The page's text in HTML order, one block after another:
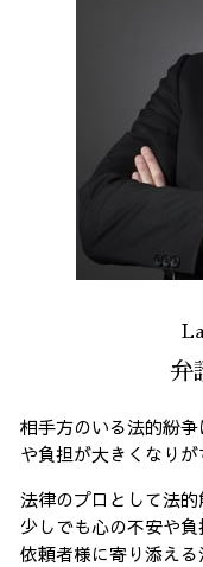
弁
相手方のいる法的紛
や負担が大きくなりが
法律のプロとして法的
少しでも心の不安や
依頼者様に寄り添える